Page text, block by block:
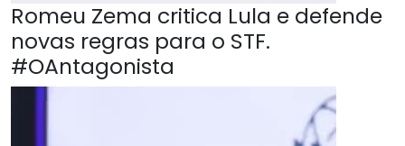
Romeu Zema critica Lula e defende
novas regras para o STF.
#OAntagonista